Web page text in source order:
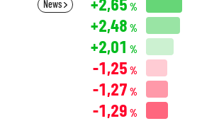
News %
+2,48 %
+2,01 %
-1,25 %
-1,27 %
-1,29 %